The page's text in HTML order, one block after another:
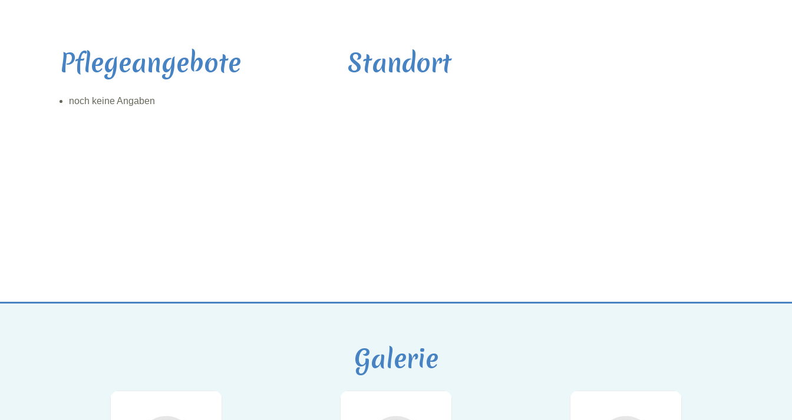
Pflegeangebote
noch keine Angaben
Standort
Galerie